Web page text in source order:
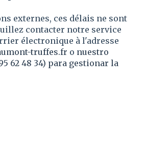
externes, ces délais ne sont
contacter notre service
électronique à l'adresse
truffes.fr o nuestro
62 48 34) para gestionar la